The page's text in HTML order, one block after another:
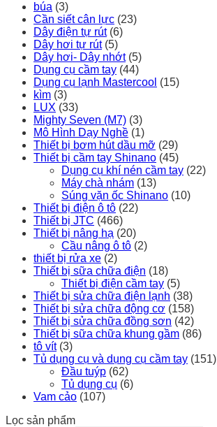
búa (3)
Cần siết cân lực (23)
Dây điện tự rút (6)
Dây hơi tự rút (5)
Dây hơi- Dây nhớt (5)
Dụng cụ cầm tay (44)
Dụng cụ lạnh Mastercool (15)
kìm (3)
LUX (33)
Mighty Seven (M7) (3)
Mô Hình Dạy Nghề (1)
Thiết bị bơm hút dầu mỡ (29)
Thiết bị cầm tay Shinano (45)
Dụng cụ khí nén cầm tay (22)
Máy chà nhám (13)
Súng vặn ốc Shinano (10)
Thiết bị điện ô tô (22)
Thiết bị JTC (466)
Thiết bị nâng hạ (20)
Cầu nâng ô tô (2)
thiết bị rửa xe (2)
Thiết bị sữa chữa điện (18)
Thiết bị điện cầm tay (5)
Thiết bị sửa chữa điện lạnh (38)
Thiết bị sửa chữa động cơ (158)
Thiết bị sửa chữa đồng sơn (42)
Thiết bị sữa chữa khung gầm (86)
tô vít (3)
Tủ dụng cụ và dụng cụ cầm tay (151)
Đầu tuýp (62)
Tủ dụng cụ (6)
Vam cảo (107)
Lọc sản phẩm